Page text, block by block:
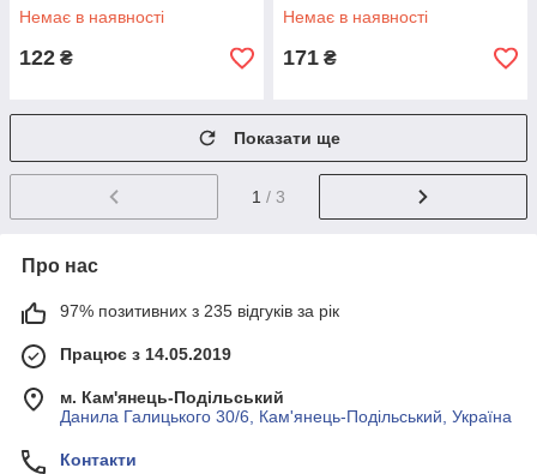
Немає в наявності
122 ₴
Немає в наявності
171 ₴
Показати ще
1 / 3
Про нас
97% позитивних з 235 відгуків за рік
Працює з 14.05.2019
м. Кам'янець-Подільський
Данила Галицького 30/6, Кам'янець-Подільський, Україна
Контакти